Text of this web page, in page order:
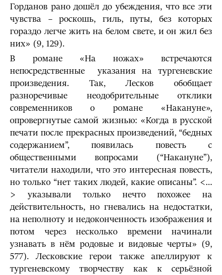
Горданов рано дошёл до убеждения, что все эти
чувства – роскошь, гиль, путы, без которых
гораздо легче жить на белом свете, и он жил без
них» (9, 129).
В романе «На ножах» встречаются
непосредственные указания на тургеневские
произведе­ния. Так, Лесков обобщает
разноречивые неодобрительные отклики
современников о романе «Накануне»,
опровергнутые самой жизнью: «Когда в русской
печати после прекрасных произведений, “бедных
содержанием”, появилась повесть с
общественными вопросами (“Накануне”),
читатели находили, что это интересная повесть,
но только “нет таких людей, какие описаны”. <…
> указывали только нечто похожее на
действительность, но гневались на недостатки,
на неполноту и недоконченность изображения и
потом через несколько времени начинали
узнавать в нём родовые и видовые черты» (9,
577). Лесковские герои также апеллируют к
тургеневскому творчеству как к серьёзной